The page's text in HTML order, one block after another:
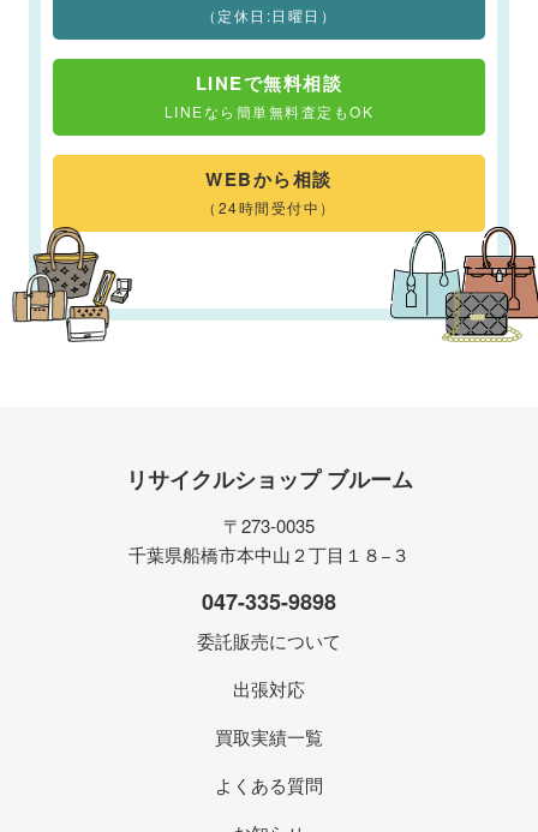
（定休日:日曜日）
LINEで無料相談
LINEなら簡単無料査定もOK
WEBから相談
（24時間受付中）
リサイクルショップ ブルーム
〒273-0035
千葉県船橋市本中山２丁目１８−３
047-335-9898
委託販売について
出張対応
買取実績一覧
よくある質問